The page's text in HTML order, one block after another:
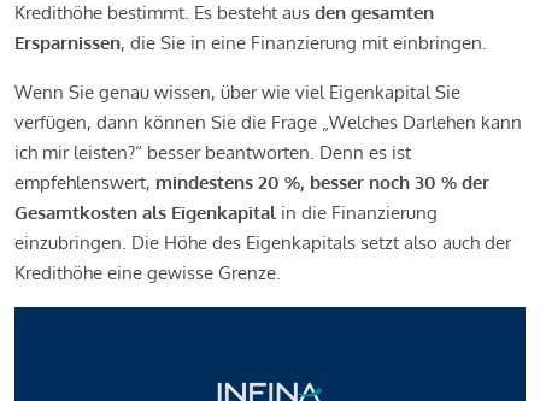
Kredithöhe bestimmt. Es besteht aus den gesamten
Ersparnissen, die Sie in eine Finanzierung mit einbringen.
Wenn Sie genau wissen, über wie viel Eigenkapital Sie
verfügen, dann können Sie die Frage „Welches Darlehen kann
ich mir leisten?“ besser beantworten. Denn es ist
empfehlenswert, mindestens 20 %, besser noch 30 % der
Gesamtkosten als Eigenkapital in die Finanzierung
einzubringen. Die Höhe des Eigenkapitals setzt also auch der
Kredithöhe eine gewisse Grenze.